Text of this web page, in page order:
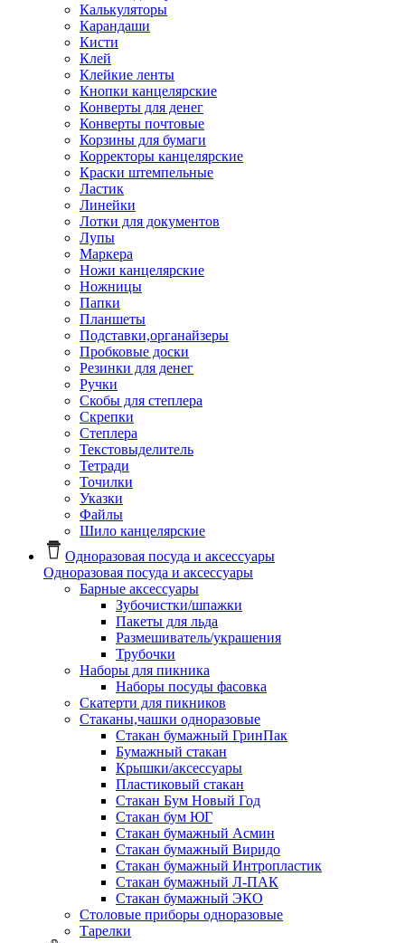
Калькуляторы
Карандаши
Кисти
Клей
Клейкие ленты
Кнопки канцелярские
Конверты для денег
Конверты почтовые
Корзины для бумаги
Корректоры канцелярские
Краски штемпельные
Ластик
Линейки
Лотки для документов
Лупы
Маркера
Ножи канцелярские
Ножницы
Папки
Планшеты
Подставки,органайзеры
Пробковые доски
Резинки для денег
Ручки
Скобы для степлера
Скрепки
Степлера
Текстовыделитель
Тетради
Точилки
Указки
Файлы
Шило канцелярские
Одноразовая посуда и аксессуары
Одноразовая посуда и аксессуары
Барные аксессуары
Зубочистки/шпажки
Пакеты для льда
Размешиватель/украшения
Трубочки
Наборы для пикника
Наборы посуды фасовка
Скатерти для пикников
Стаканы,чашки одноразовые
Cтакан бумажный ГринПак
Бумажный стакан
Крышки/аксессуары
Пластиковый стакан
Стакан Бум Новый Год
Стакан бум ЮГ
Стакан бумажный Асмин
Стакан бумажный Виридо
Стакан бумажный Интропластик
Стакан бумажный Л-ПАК
Стакан бумажный ЭКО
Столовые приборы одноразовые
Тарелки